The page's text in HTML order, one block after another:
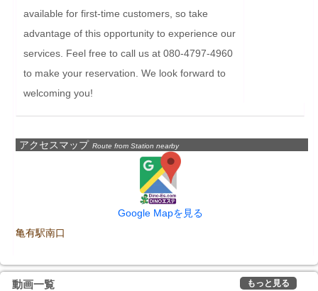
available for first-time customers, so take
advantage of this opportunity to experience our
services. Feel free to call us at 080-4797-4960
to make your reservation. We look forward to
welcoming you!
アクセスマップ Route from Station nearby
Google Mapを見る
亀有駅南口
動画一覧 もっと見る